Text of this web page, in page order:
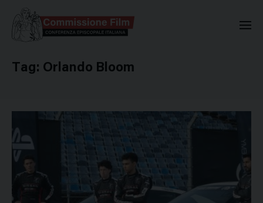
Tag: Orlando Bloom